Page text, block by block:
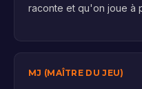
raconte et qu'on joue à
MJ (MAÎTRE DU JEU)